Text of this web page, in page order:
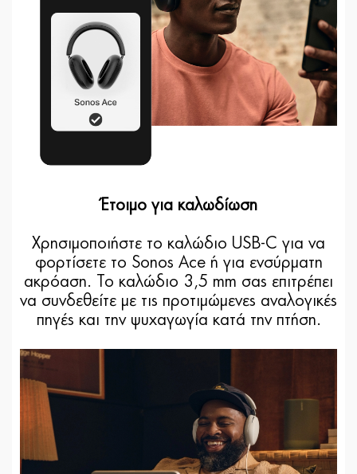
Έτοιμο για καλωδίωση
Χρησιμοποιήστε το καλώδιο USB-C για να
φορτίσετε το Sonos Ace ή για ενσύρματη
ακρόαση. Το καλώδιο 3,5 mm σας επιτρέπει
να συνδεθείτε με τις προτιμώμενες αναλογικές
πηγές και την ψυχαγωγία κατά την πτήση.